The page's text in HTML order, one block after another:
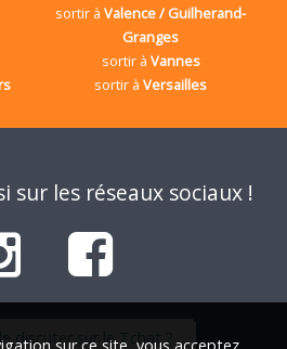
sortir àValence / Guilherand-
Granges
sortir à Vannes
sortir àVersailles
sur les réseaux sociaux !
discuter sur le Tchat ?